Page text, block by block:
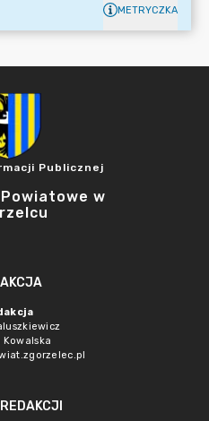
METRYCZKA
Publicznej
w
Kowalska